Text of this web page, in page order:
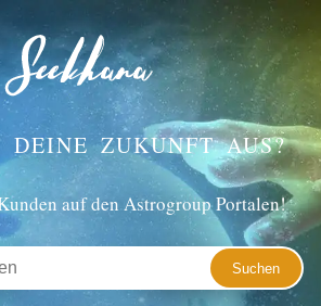
ZUKUNFT AUS?
auf den Astrogroup Portalen!